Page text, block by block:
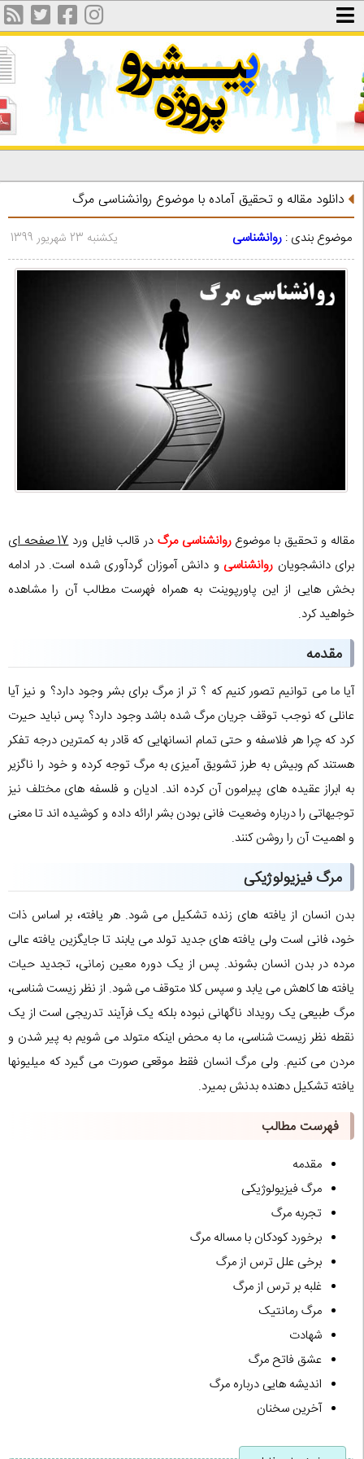
دانلود مقاله و تحقیق آماده با موضوع روانشناسی مرگ
موضوع بندی : روانشناسی یکشنبه 23 شهریور 1399
مقاله و تحقیق با موضوع روانشناسی مرگدر قالب فایل ورد 17 صفحه ای
برای دانشجویانروانشناسیو دانش آموزان گردآوری شده است. در ادامه
بخش هایی از این پاورپوینت به همراه فهرست مطالب آن را مشاهده
خواهید کرد.
مقدمه
آیا ما می توانیم تصور کنیم که ؟ تر از مرگ برای بشر وجود دارد؟ و نیز آیا
عانلی که نوجب توقف جریان مرگ شده باشد وجود دارد؟ پس نباید حیرت
کرد که چرا هر فلاسفه و حتی تمام انسانهایی که قادر به کمترین درجه تفکر
هستند کم وبیش به طرز تشویق آمیزی به مرگ توجه کرده و خود را ناگزیر
به ابراز عقیده های پیرامون آن کرده اند. ادیان و فلسفه های مختلف نیز
توجیهاتی را درباره وضعیت فانی بودن بشر ارائه داده و کوشیده اند تا معنی
و اهمیت آن را روشن کنند.
مرگ فیزیولوژیکی
بدن انسان از یافته های زنده تشکیل می شود. هر یافته، بر اساس ذات
خود، فانی است ولی یافته های جدید تولد می یابند تا جایگزین یافته عالی
مرده در بدن انسان بشوند. پس از یک دوره معین زمانی، تجدید حیات
یافته ها کاهش می یابد و سپس کلا متوقف می شود. از نظر زیست شناسی،
مرگ طبیعی یک رویداد ناگهانی نبوده بلکه یک فرآیند تدریجی است از یک
نقطه نظر زیست شناسی، ما به محض اینکه متولد می شویم به پیر شدن و
مردن می کنیم. ولی مرگ انسان فقط موقعی صورت می گیرد که میلیونها
یافته تشکیل دهنده بدنش بمیرد.
فهرست مطالب
مقدمه
مرگ فیزیولوژیکی
تجربه مرگ
برخورد کودکان با مساله مرگ
برخی علل ترس از مرگ
غلبه بر ترس از مرگ
مرگ رمانتیک
شهادت
عشق فاتح مرگ
اندیشه هایی درباره مرگ
آخرین سخنان